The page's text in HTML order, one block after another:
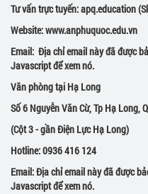
Tư vấn trực tuyến: apq.education
Website:www.anphuquoc.edu.vn
Email: Địa chỉ email này đã được
Javascript để xem nó.
Văn phòng tại Hạ Long
Số 6 Nguyễn Văn Cừ, Tp Hạ Long,
(Cột 3 - gần Điện Lực Hạ Long)
Hotline: 0936 416 124
Email: Địa chỉ email này đã được
Javascript để xem nó.